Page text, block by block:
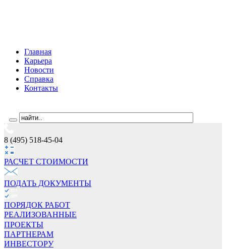
Главная
Карьера
Новости
Справка
Контакты
8 (495) 518-45-04
РАСЧЕТ СТОИМОCТИ
ПОДАТЬ ДОКУМЕНТЫ
ПОРЯДОК РАБОТ
РЕАЛИЗОВАННЫЕ
ПРОЕКТЫ
ПАРТНЕРАМ
ИНВЕСТОРУ